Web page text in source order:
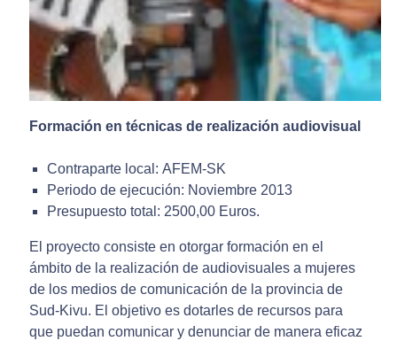
Formación en técnicas de realización audiovisual
Contraparte local: AFEM-SK
Periodo de ejecución: Noviembre 2013
Presupuesto total: 2500,00 Euros.
El proyecto consiste en otorgar formación en el
ámbito de la realización de audiovisuales a mujeres
de los medios de comunicación de la provincia de
Sud-Kivu. El objetivo es dotarles de recursos para
que puedan comunicar y denunciar de manera eficaz